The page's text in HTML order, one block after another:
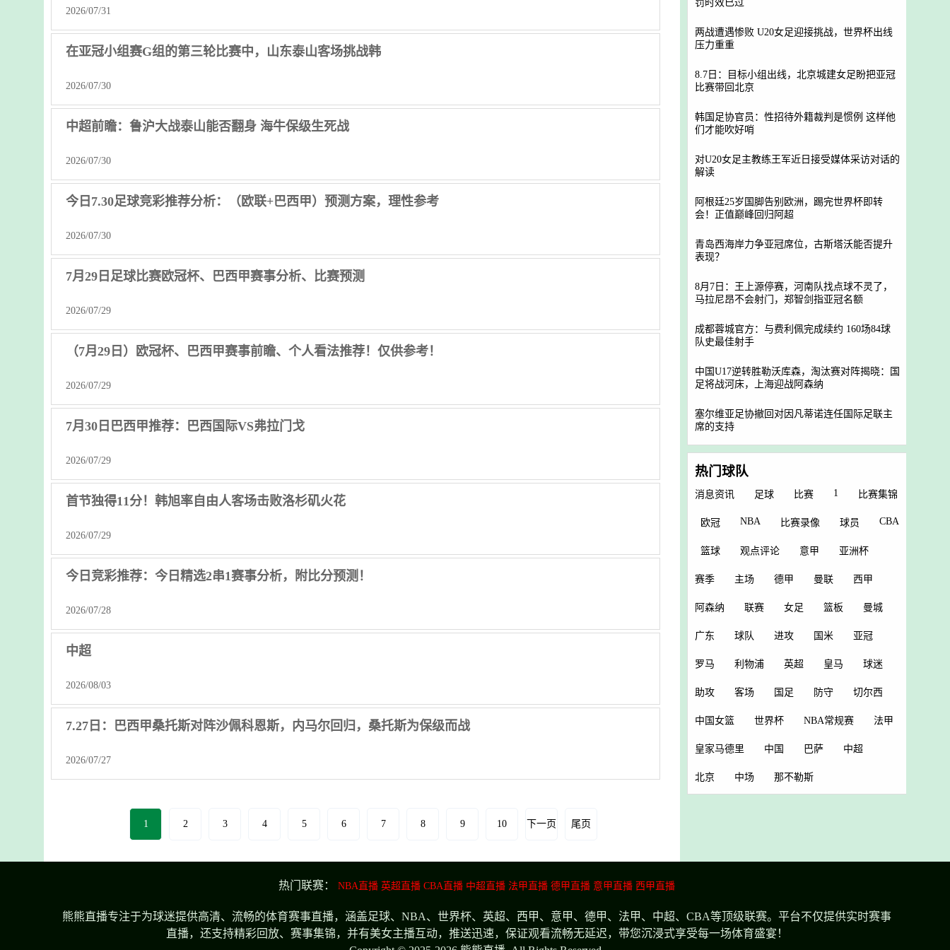
2026/07/31
在亚冠小组赛G组的第三轮比赛中，山东泰山客场挑战韩
2026/07/30
中超前瞻：鲁沪大战泰山能否翻身 海牛保级生死战
2026/07/30
今日7.30足球竞彩推荐分析：（欧联+巴西甲）预测方案，理性参考
2026/07/30
7月29日足球比赛欧冠杯、巴西甲赛事分析、比赛预测
2026/07/29
（7月29日）欧冠杯、巴西甲赛事前瞻、个人看法推荐！仅供参考！
2026/07/29
7月30日巴西甲推荐：巴西国际VS弗拉门戈
2026/07/29
首节独得11分！韩旭率自由人客场击败洛杉矶火花
2026/07/29
今日竞彩推荐：今日精选2串1赛事分析，附比分预测！
2026/07/28
中超
2026/08/03
7.27日：巴西甲桑托斯对阵沙佩科恩斯，内马尔回归，桑托斯为保级而战
2026/07/27
1 2 3 4 5 6 7 8 9 10 下一页 尾页
罚时效已过
两战遭遇惨败 U20女足迎接挑战，世界杯出线
压力重重
8.7日：目标小组出线，北京城建女足盼把亚冠
比赛带回北京
韩国足协官员：性招待外籍裁判是惯例 这样他
们才能吹好哨
对U20女足主教练王军近日接受媒体采访对话的
解读
阿根廷25岁国脚告别欧洲，踢完世界杯即转
会！正值巅峰回归阿超
青岛西海岸力争亚冠席位，古斯塔沃能否提升
表现？
8月7日：王上源停赛，河南队找点球不灵了，
马拉尼昂不会射门，郑智剑指亚冠名额
成都蓉城官方：与费利佩完成续约 160场84球
队史最佳射手
中国U17逆转胜勒沃库森，淘汰赛对阵揭晓：国
足将战河床，上海迎战阿森纳
塞尔维亚足协撤回对因凡蒂诺连任国际足联主
席的支持
热门球队
消息资讯 足球 比赛 1 比赛集锦
欧冠 NBA 比赛录像 球员 CBA
篮球 观点评论 意甲 亚洲杯
赛季 主场 德甲 曼联 西甲
阿森纳 联赛 女足 篮板 曼城
广东 球队 进攻 国米 亚冠
罗马 利物浦 英超 皇马 球迷
助攻 客场 国足 防守 切尔西
中国女篮 世界杯 NBA常规赛 法甲
皇家马德里 中国 巴萨 中超
北京 中场 那不勒斯
热门联赛： NBA直播 英超直播 CBA直播 中超直播 法甲直播 德甲直播 意甲直播 西甲直播
熊熊直播专注于为球迷提供高清、流畅的体育赛事直播，涵盖足球、NBA、世界杯、英超、西甲、意甲、德甲、法甲、中超、CBA等顶级联赛。平台不仅提供实时赛事
直播，还支持精彩回放、赛事集锦，并有美女主播互动，推送迅速，保证观看流畅无延迟，带您沉浸式享受每一场体育盛宴！